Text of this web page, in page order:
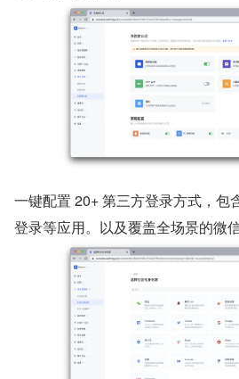
一键配置 20+ 第三方登录方式，包
登录等应用。以及覆盖全场景的微